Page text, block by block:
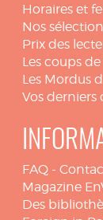
Horaires et
Nos
Prix des
Les coups
Les Mordus
Vos
FAQ -
Magazine
Des